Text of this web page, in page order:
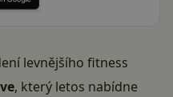
levnějšího fitness
, který letos nabídne